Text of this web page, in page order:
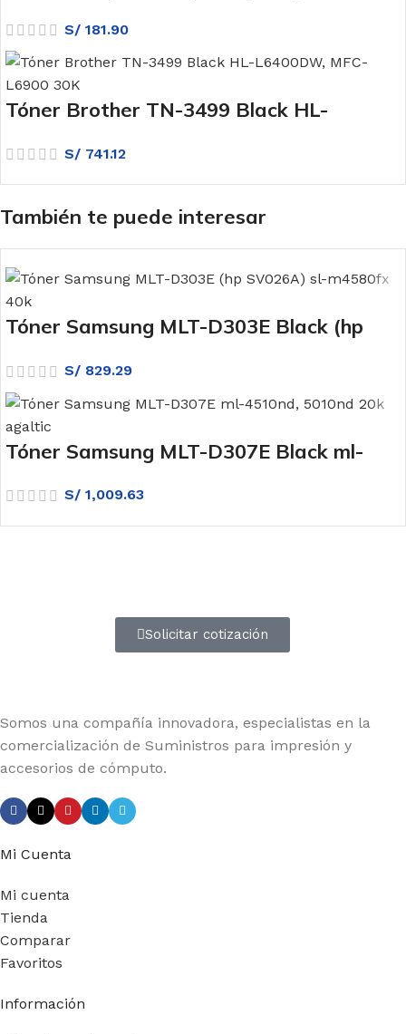
S/ 181.90
Tóner Brother TN-3499 Black HL-
S/ 741.12
También te puede interesar
Tóner Samsung MLT-D303E Black (hp
S/ 829.29
Tóner Samsung MLT-D307E Black ml-
S/ 1,009.63
Solicitar cotización
Somos una compañía innovadora, especialistas en la
comercialización de Suministros para impresión y
accesorios de cómputo.
Mi Cuenta
Mi cuenta
Tienda
Comparar
Favoritos
Información